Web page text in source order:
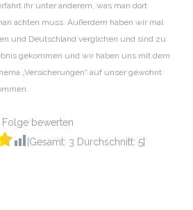
ihr unter anderem, was man dort
achten muss. Außerdem haben wir mal
und Deutschland verglichen und sind zu
gekommen und wir haben uns mit dem
„Versicherungen“ auf unser gewohnt
Folge bewerten
[Gesamt: 3 Durchschnitt: 5]